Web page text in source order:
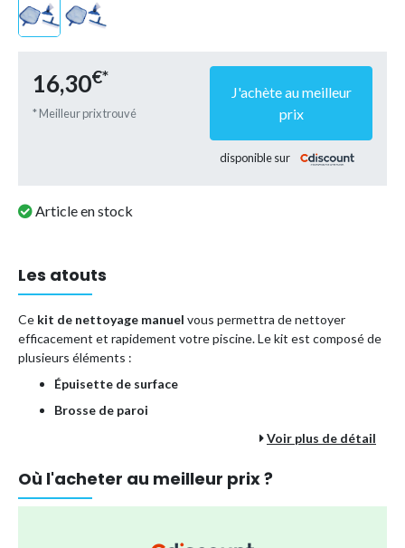
16,30€*
* Meilleur prix trouvé
J'achète au meilleur
prix
disponible sur
Article en stock
Les atouts
Ce kit de nettoyage manuel vous permettra de nettoyer
efficacement et rapidement votre piscine. Le kit est composé de
plusieurs éléments :
Épuisette de surface
Brosse de paroi
avec sac à débris (à relier au tuyau
Le matériel a été conçu enABS et polypropylène
une bonne durabilité. De couleurbleue, le kit a une taille totale de
Voir plus de détail
Où l'acheter au meilleur prix ?